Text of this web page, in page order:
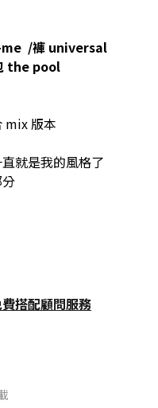
/褲 universal
the pool
mix 版本
就是我的風格了
搭配顧問服務